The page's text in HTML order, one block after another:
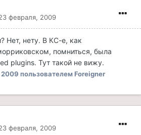
февраля, 2009
Нет, нету. В КС-е, как
помниться, была
plugins. Тут такой не вижу.
2009 пользователем Foreigner
февраля, 2009